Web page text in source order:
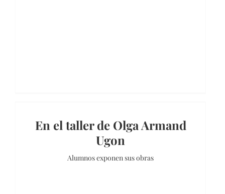
En el taller de Olga Armand
Ugon
Alumnos exponen sus obras